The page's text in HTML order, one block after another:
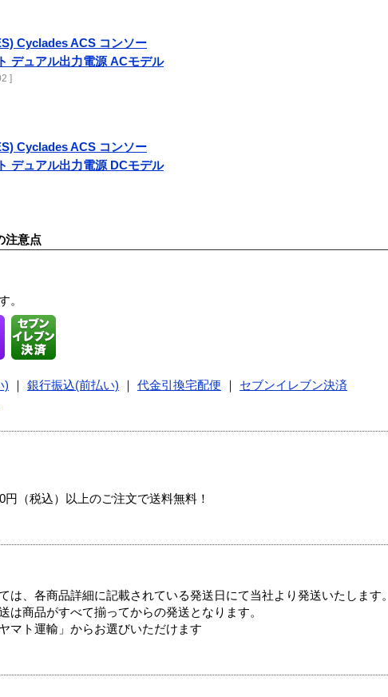
Cyclades ACS コンソー
デュアル出力電源 ACモデル
]
Cyclades ACS コンソー
デュアル出力電源 DCモデル
注意点
。
) 銀行振込(前払い) 代金引換宅配便
セブンイレブン決済
（税込）以上のご注文で送料無料！
は、各商品詳細に記載されている発送日にて当社より発送いたします。
は商品がすべて揃ってからの発送となります。
マト運輸」からお選びいただけます